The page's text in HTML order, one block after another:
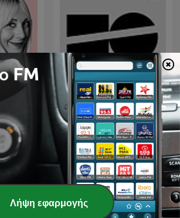
That
Εθνικό Θέατρο - Κύκλος
συζητήσεων
Λήψη εφαρμογής